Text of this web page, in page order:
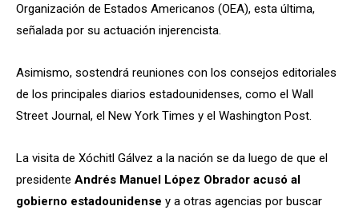
Organización de Estados Americanos (OEA), esta última,
señalada por su actuación injerencista.
Asimismo, sostendrá reuniones con los consejos editoriales
de los principales diarios estadounidenses, como el Wall
Street Journal, el New York Times y el Washington Post.
La visita de Xóchitl Gálvez a la nación se da luego de que el
presidente Andrés Manuel López Obrador acusó al
gobierno estadounidense y a otras agencias por buscar